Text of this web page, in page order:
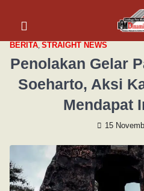
BERITA, STRAIGHT NEWS
Penolakan Gelar
Soeharto, Aksi
Mendapat
15